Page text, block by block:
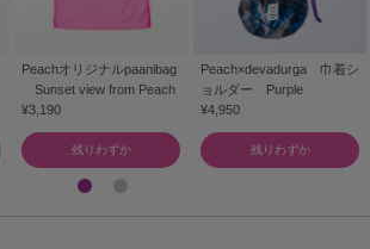
Peachオリジナルpaanibag
Sunset view from Peach
¥3,190
残りわずか
Peach×devadurga 巾着シ
ョルダー Purple
¥4,950
残りわずか